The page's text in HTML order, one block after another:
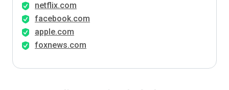
netflix.com
facebook.com
apple.com
foxnews.com